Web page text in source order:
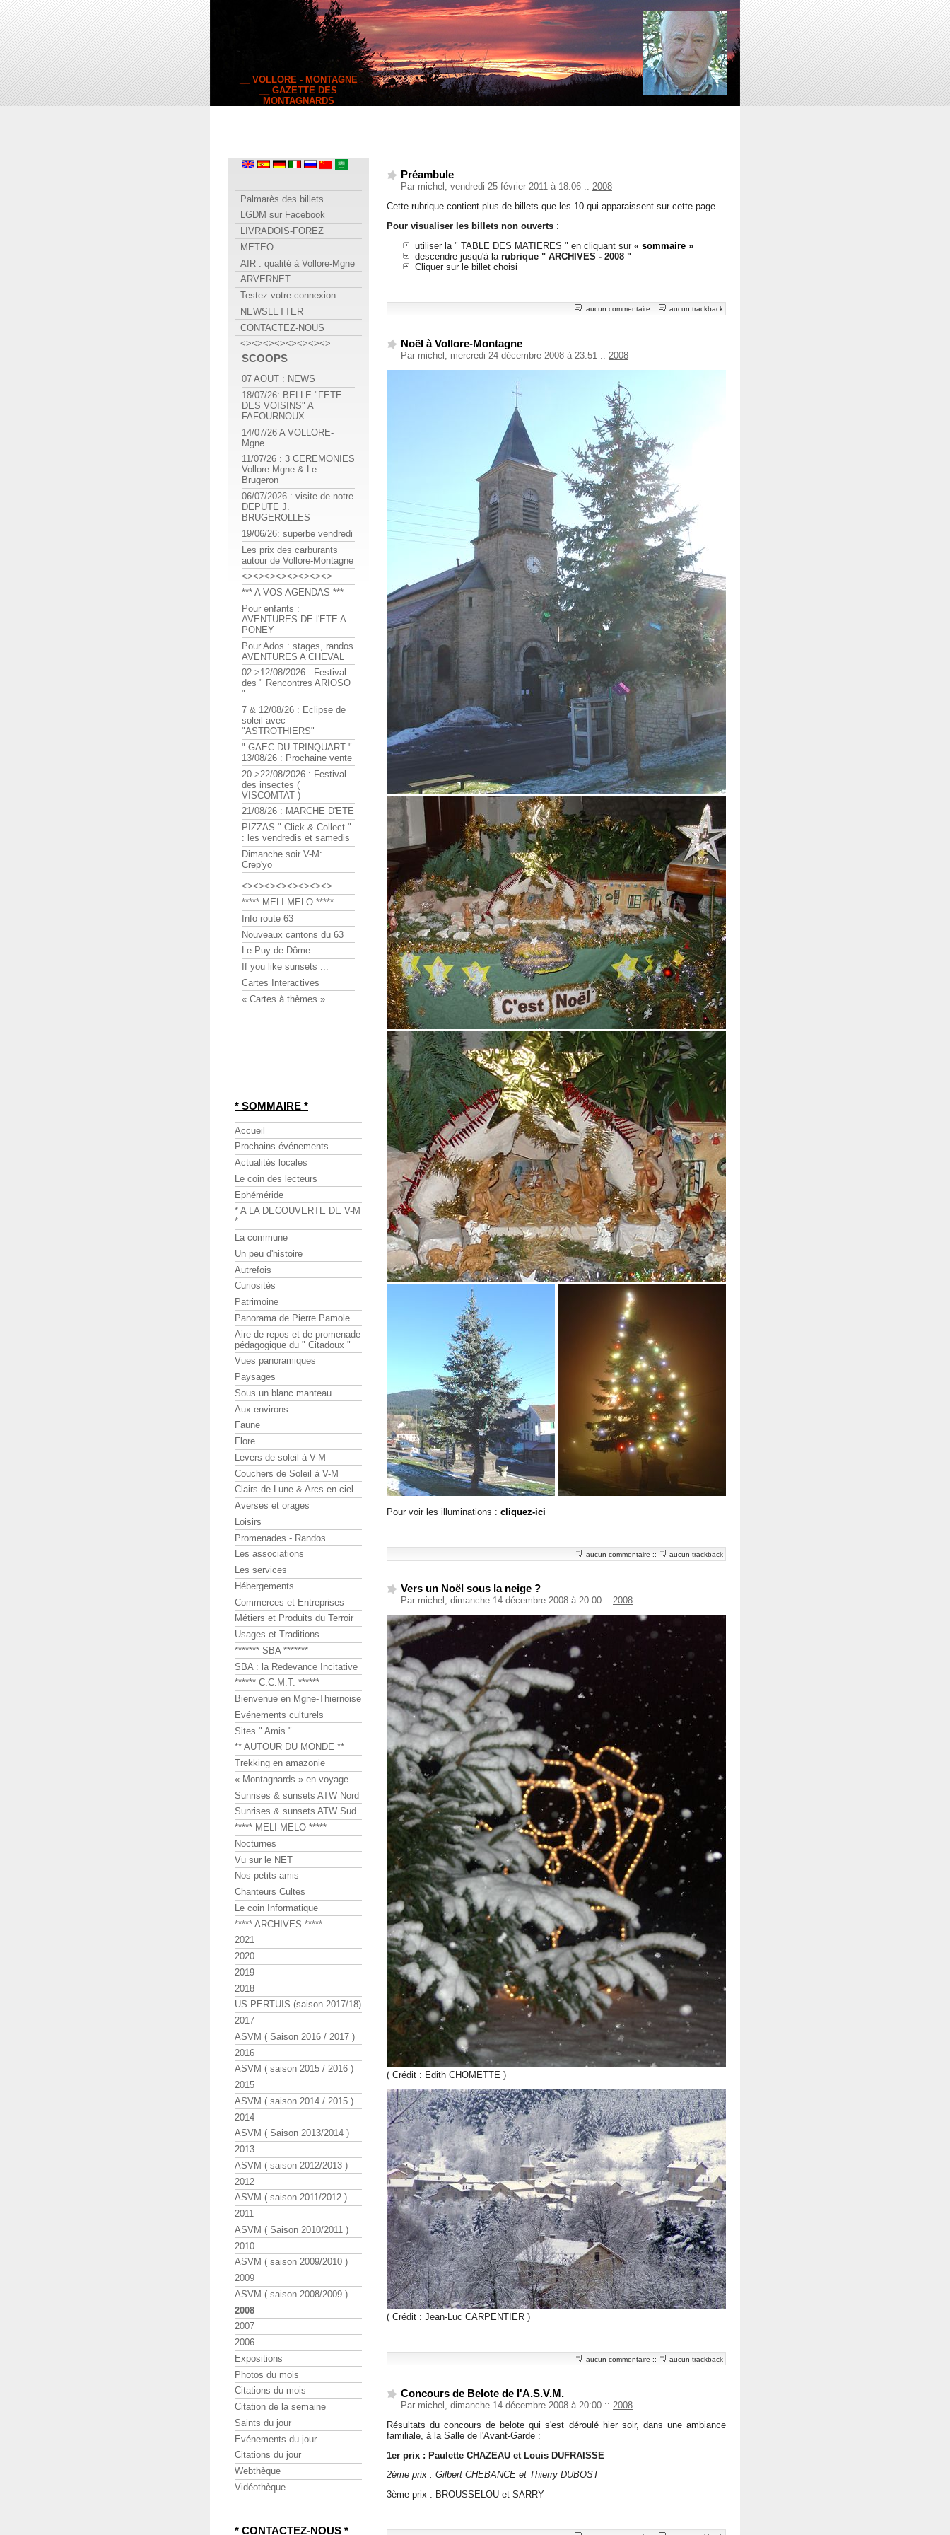
__ VOLLORE - MONTAGNE
__ GAZETTE DES
MONTAGNARDS
Préambule
Par michel, vendredi 25 février 2011 à 18:06 :: 2008
Cette rubrique contient plus de billets que les 10 qui apparaissent sur cette page.
Pour visualiser les billets non ouverts :
utiliser la " TABLE DES MATIERES " en cliquant sur « sommaire »
descendre jusqu'à la rubrique " ARCHIVES - 2008 "
Cliquer sur le billet choisi
aucun commentaire :: aucun trackback
Noël à Vollore-Montagne
Par michel, mercredi 24 décembre 2008 à 23:51 :: 2008
Pour voir les illuminations : cliquez-ici
aucun commentaire :: aucun trackback
Vers un Noël sous la neige ?
Par michel, dimanche 14 décembre 2008 à 20:00 :: 2008
( Crédit : Edith CHOMETTE )
( Crédit : Jean-Luc CARPENTIER )
aucun commentaire :: aucun trackback
Concours de Belote de l'A.S.V.M.
Par michel, dimanche 14 décembre 2008 à 20:00 :: 2008
Résultats du concours de belote qui s'est déroulé hier soir, dans une ambiance
familiale, à la Salle de l'Avant-Garde :
1er prix : Paulette CHAZEAU et Louis DUFRAISSE
2ème prix : Gilbert CHEBANCE et Thierry DUBOST
3ème prix : BROUSSELOU et SARRY
Palmarès des billets
LGDM sur Facebook
LIVRADOIS-FOREZ
METEO
AIR : qualité à Vollore-Mgne
ARVERNET
Testez votre connexion
NEWSLETTER
CONTACTEZ-NOUS
<><><><><><><><>
SCOOPS
07 AOUT : NEWS
18/07/26: BELLE "FETE
DES VOISINS" A
FAFOURNOUX
14/07/26 A VOLLORE-
Mgne
11/07/26 : 3 CEREMONIES
Vollore-Mgne & Le
Brugeron
06/07/2026 : visite de notre
DEPUTE J.
BRUGEROLLES
19/06/26: superbe vendredi
Les prix des carburants
autour de Vollore-Montagne
<><><><><><><><>
*** A VOS AGENDAS ***
Pour enfants :
AVENTURES DE l'ETE A
PONEY
Pour Ados : stages, randos
AVENTURES A CHEVAL
02->12/08/2026 : Festival
des " Rencontres ARIOSO
"
7 & 12/08/26 : Eclipse de
soleil avec
"ASTROTHIERS"
" GAEC DU TRINQUART "
13/08/26 : Prochaine vente
20->22/08/2026 : Festival
des insectes (
VISCOMTAT )
21/08/26 : MARCHE D'ETE
PIZZAS " Click & Collect "
: les vendredis et samedis
Dimanche soir V-M:
Crep'yo
<><><><><><><><>
***** MELI-MELO *****
Info route 63
Nouveaux cantons du 63
Le Puy de Dôme
If you like sunsets ...
Cartes Interactives
« Cartes à thèmes »
* SOMMAIRE *
Accueil
Prochains événements
Actualités locales
Le coin des lecteurs
Ephéméride
* A LA DECOUVERTE DE V-M
*
La commune
Un peu d'histoire
Autrefois
Curiosités
Patrimoine
Panorama de Pierre Pamole
Aire de repos et de promenade
pédagogique du " Citadoux "
Vues panoramiques
Paysages
Sous un blanc manteau
Aux environs
Faune
Flore
Levers de soleil à V-M
Couchers de Soleil à V-M
Clairs de Lune & Arcs-en-ciel
Averses et orages
Loisirs
Promenades - Randos
Les associations
Les services
Hébergements
Commerces et Entreprises
Métiers et Produits du Terroir
Usages et Traditions
******* SBA *******
SBA : la Redevance Incitative
****** C.C.M.T. ******
Bienvenue en Mgne-Thiernoise
Evénements culturels
Sites " Amis "
** AUTOUR DU MONDE **
Trekking en amazonie
« Montagnards » en voyage
Sunrises & sunsets ATW Nord
Sunrises & sunsets ATW Sud
***** MELI-MELO *****
Nocturnes
Vu sur le NET
Nos petits amis
Chanteurs Cultes
Le coin Informatique
***** ARCHIVES *****
2021
2020
2019
2018
US PERTUIS (saison 2017/18)
2017
ASVM ( Saison 2016 / 2017 )
2016
ASVM ( saison 2015 / 2016 )
2015
ASVM ( saison 2014 / 2015 )
2014
ASVM ( Saison 2013/2014 )
2013
ASVM ( saison 2012/2013 )
2012
ASVM ( saison 2011/2012 )
2011
ASVM ( Saison 2010/2011 )
2010
ASVM ( saison 2009/2010 )
2009
ASVM ( saison 2008/2009 )
2008
2007
2006
Expositions
Photos du mois
Citations du mois
Citation de la semaine
Saints du jour
Evénements du jour
Citations du jour
Webthèque
Vidéothèque
* CONTACTEZ-NOUS *